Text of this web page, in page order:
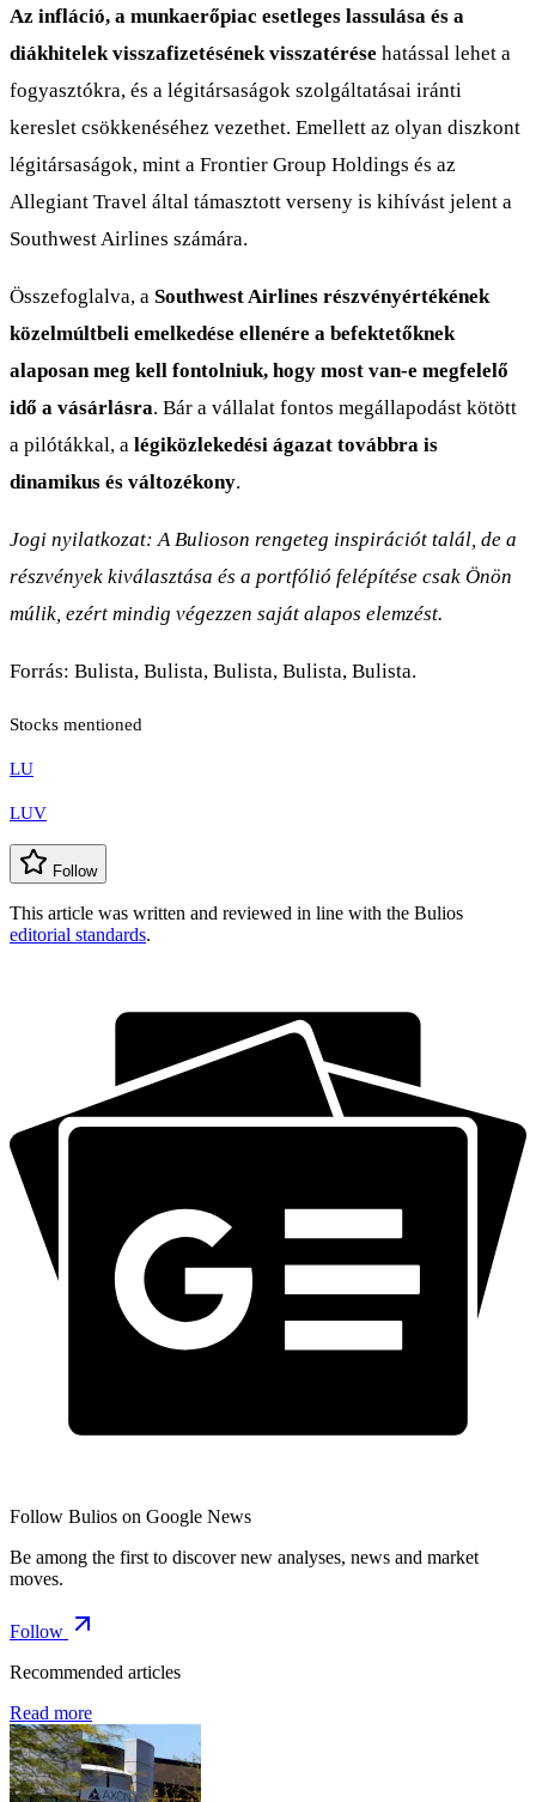
Az infláció, a munkaerőpiac esetleges lassulása és a
diákhitelek visszafizetésének visszatérése hatással lehet a
fogyasztókra, és a légitársaságok szolgáltatásai iránti
kereslet csökkenéséhez vezethet. Emellett az olyan diszkont
légitársaságok, mint a Frontier Group Holdings és az
Allegiant Travel által támasztott verseny is kihívást jelent a
Southwest Airlines számára.
Összefoglalva, a Southwest Airlines részvényértékének
közelmúltbeli emelkedése ellenére a befektetőknek
alaposan meg kell fontolniuk, hogy most van-e megfelelő
idő a vásárlásra. Bár a vállalat fontos megállapodást kötött
a pilótákkal, a légiközlekedési ágazat továbbra is
dinamikus és változékony.
Jogi nyilatkozat: A Bulioson rengeteg inspirációt talál, de a
részvények kiválasztása és a portfólió felépítése csak Önön
múlik, ezért mindig végezzen saját alapos elemzést.
Forrás: Bulista, Bulista, Bulista, Bulista, Bulista.
Stocks mentioned
LU
LUV
Follow
This article was written and reviewed in line with the Bulios
editorial standards.
Follow Bulios on Google News
Be among the first to discover new analyses, news and market
moves.
Follow
Recommended articles
Read more